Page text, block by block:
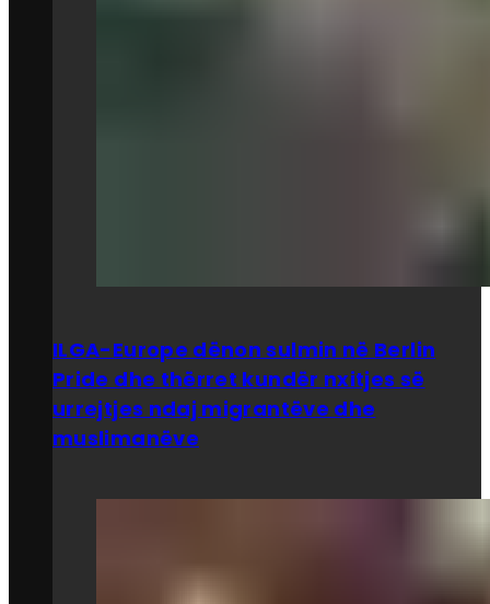
ILGA-Europe dënon sulmin në Berlin
Pride dhe thërret kundër nxitjes së
urrejtjes ndaj migrantëve dhe
muslimanëve